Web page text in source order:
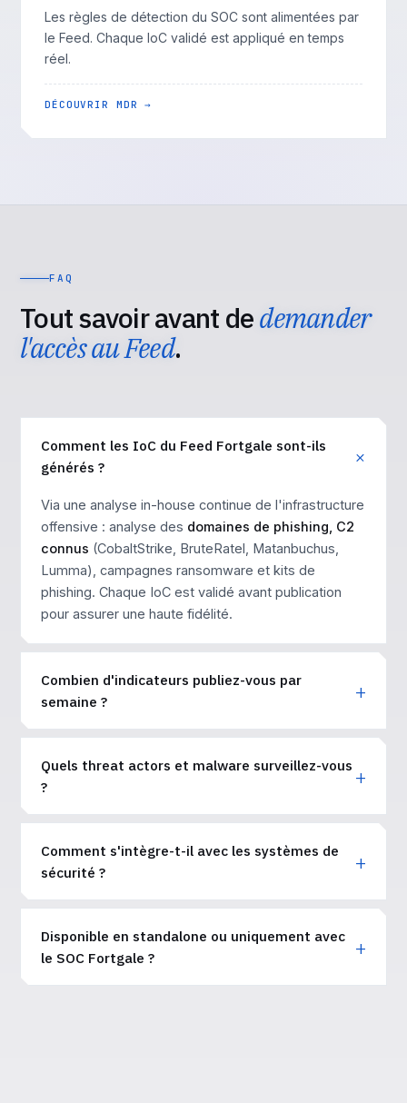
Les règles de détection du SOC sont alimentées par
le Feed. Chaque IoC validé est appliqué en temps
réel.
DÉCOUVRIR MDR →
FAQ
Tout savoir avant dedemander
l'accès au Feed.
Comment les IoC du Feed Fortgale sont-ils
générés ?
Via une analyse in-house continue de l'infrastructure
offensive : analyse des domaines de phishing, C2
connus (CobaltStrike, BruteRatel, Matanbuchus,
Lumma), campagnes ransomware et kits de
phishing. Chaque IoC est validé avant publication
pour assurer une haute fidélité.
Combien d'indicateurs publiez-vous par
semaine ?
Quels threat actors et malware surveillez-vous
?
Comment s'intègre-t-il avec les systèmes de
sécurité ?
Disponible en standalone ou uniquement avec
le SOC Fortgale ?